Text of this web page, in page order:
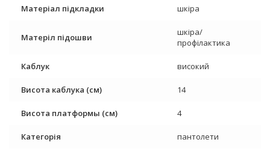
Матеріал підкладки шкіра
Матеріл підошви
шкіра/
профілактика
Каблук високий
Висота каблука (см) 14
Висота платформы (см) 4
Категорія пантолети